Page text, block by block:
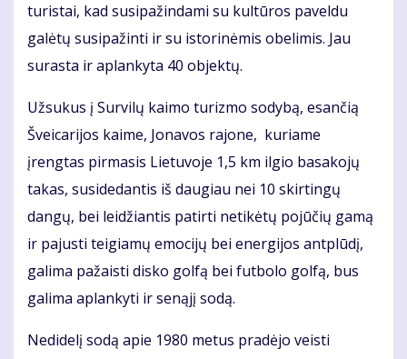
turistai, kad susipažindami su kultūros paveldu
galėtų susipažinti ir su istorinėmis obelimis. Jau
surasta ir aplankyta 40 objektų.
Užsukus į Survilų kaimo turizmo sodybą, esančią
Šveicarijos kaime, Jonavos rajone, kuriame
įrengtas pirmasis Lietuvoje 1,5 km ilgio basakojų
takas, susidedantis iš daugiau nei 10 skirtingų
dangų, bei leidžiantis patirti netikėtų pojūčių gamą
ir pajusti teigiamų emocijų bei energijos antplūdį,
galima pažaisti disko golfą bei futbolo golfą, bus
galima aplankyti ir senąjį sodą.
Nedidelį sodą apie 1980 metus pradėjo veisti